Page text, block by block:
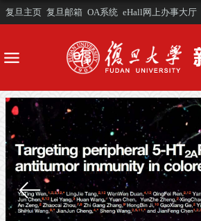
复旦主页 复旦邮箱 OA系统 eHall网上办事大厅